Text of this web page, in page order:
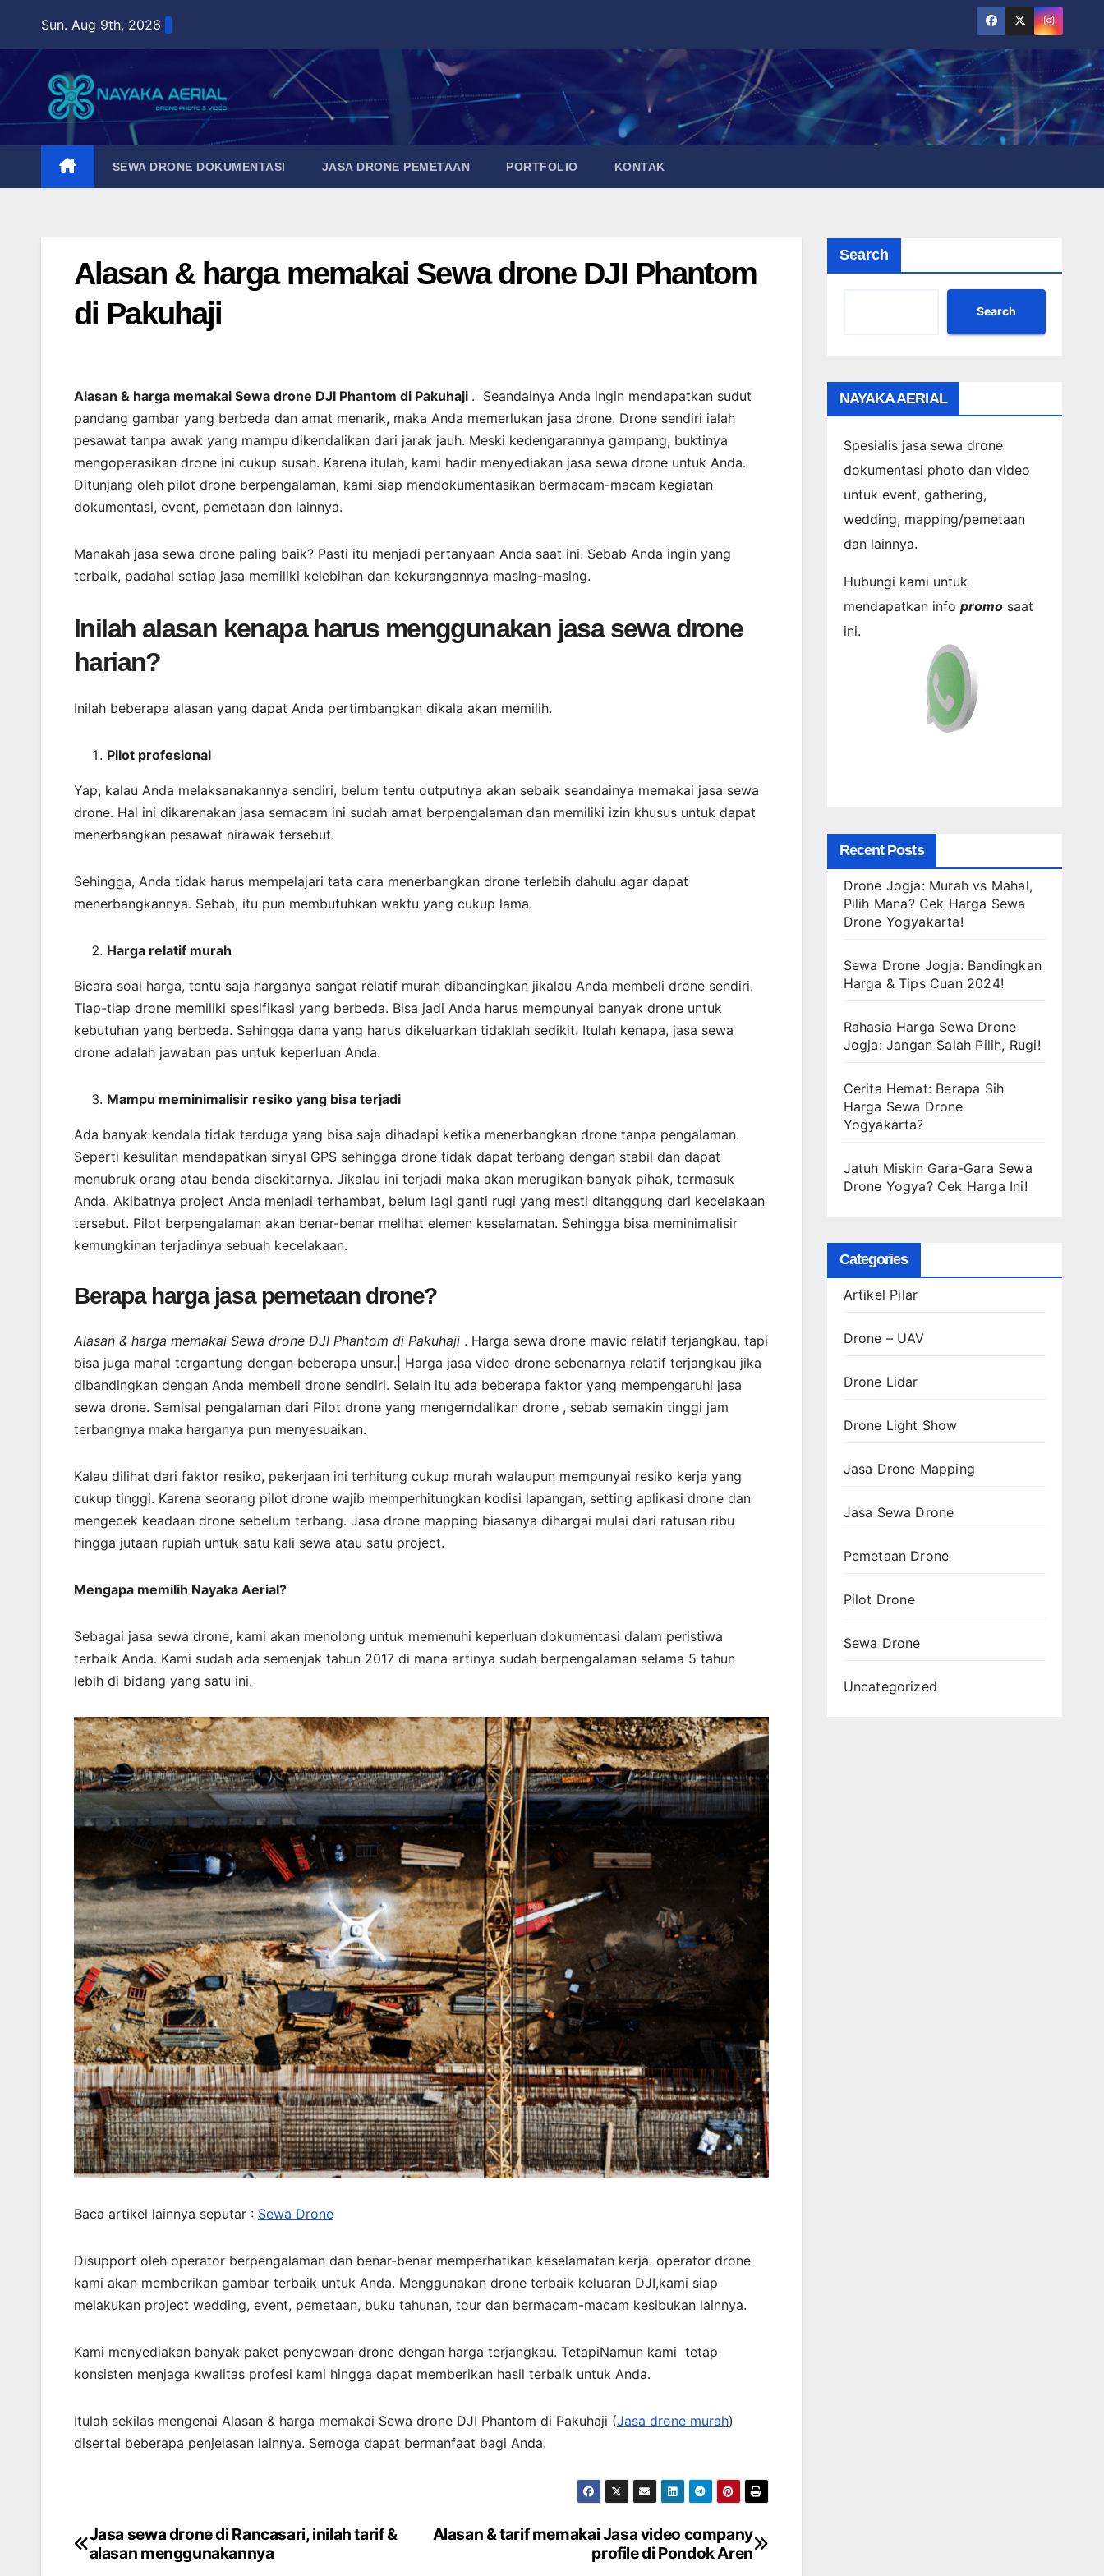
content
Sun. Aug 9th, 2026
SEWA DRONE DOKUMENTASI JASA DRONE PEMETAAN PORTFOLIO KONTAK
Alasan & harga memakai Sewa drone DJI Phantom
di Pakuhaji
Alasan & harga memakai Sewa drone DJI Phantom di Pakuhaji . Seandainya Anda ingin mendapatkan sudut
pandang gambar yang berbeda dan amat menarik, maka Anda memerlukan jasa drone. Drone sendiri ialah
pesawat tanpa awak yang mampu dikendalikan dari jarak jauh. Meski kedengarannya gampang, buktinya
mengoperasikan drone ini cukup susah. Karena itulah, kami hadir menyediakan jasa sewa drone untuk Anda.
Ditunjang oleh pilot drone berpengalaman, kami siap mendokumentasikan bermacam-macam kegiatan
dokumentasi, event, pemetaan dan lainnya.
Manakah jasa sewa drone paling baik? Pasti itu menjadi pertanyaan Anda saat ini. Sebab Anda ingin yang
terbaik, padahal setiap jasa memiliki kelebihan dan kekurangannya masing-masing.
Inilah alasan kenapa harus menggunakan jasa sewa drone
harian?
Inilah beberapa alasan yang dapat Anda pertimbangkan dikala akan memilih.
Pilot profesional
Yap, kalau Anda melaksanakannya sendiri, belum tentu outputnya akan sebaik seandainya memakai jasa sewa
drone. Hal ini dikarenakan jasa semacam ini sudah amat berpengalaman dan memiliki izin khusus untuk dapat
menerbangkan pesawat nirawak tersebut.
Sehingga, Anda tidak harus mempelajari tata cara menerbangkan drone terlebih dahulu agar dapat
menerbangkannya. Sebab, itu pun membutuhkan waktu yang cukup lama.
Harga relatif murah
Bicara soal harga, tentu saja harganya sangat relatif murah dibandingkan jikalau Anda membeli drone sendiri.
Tiap-tiap drone memiliki spesifikasi yang berbeda. Bisa jadi Anda harus mempunyai banyak drone untuk
kebutuhan yang berbeda. Sehingga dana yang harus dikeluarkan tidaklah sedikit. Itulah kenapa, jasa sewa
drone adalah jawaban pas untuk keperluan Anda.
Mampu meminimalisir resiko yang bisa terjadi
Ada banyak kendala tidak terduga yang bisa saja dihadapi ketika menerbangkan drone tanpa pengalaman.
Seperti kesulitan mendapatkan sinyal GPS sehingga drone tidak dapat terbang dengan stabil dan dapat
menubruk orang atau benda disekitarnya. Jikalau ini terjadi maka akan merugikan banyak pihak, termasuk
Anda. Akibatnya project Anda menjadi terhambat, belum lagi ganti rugi yang mesti ditanggung dari kecelakaan
tersebut. Pilot berpengalaman akan benar-benar melihat elemen keselamatan. Sehingga bisa meminimalisir
kemungkinan terjadinya sebuah kecelakaan.
Berapa harga jasa pemetaan drone?
Alasan & harga memakai Sewa drone DJI Phantom di Pakuhaji . Harga sewa drone mavic relatif terjangkau, tapi
bisa juga mahal tergantung dengan beberapa unsur.| Harga jasa video drone sebenarnya relatif terjangkau jika
dibandingkan dengan Anda membeli drone sendiri. Selain itu ada beberapa faktor yang mempengaruhi jasa
sewa drone. Semisal pengalaman dari Pilot drone yang mengerndalikan drone , sebab semakin tinggi jam
terbangnya maka harganya pun menyesuaikan.
Kalau dilihat dari faktor resiko, pekerjaan ini terhitung cukup murah walaupun mempunyai resiko kerja yang
cukup tinggi. Karena seorang pilot drone wajib memperhitungkan kodisi lapangan, setting aplikasi drone dan
mengecek keadaan drone sebelum terbang. Jasa drone mapping biasanya dihargai mulai dari ratusan ribu
hingga jutaan rupiah untuk satu kali sewa atau satu project.
Mengapa memilih Nayaka Aerial?
Sebagai jasa sewa drone, kami akan menolong untuk memenuhi keperluan dokumentasi dalam peristiwa
terbaik Anda. Kami sudah ada semenjak tahun 2017 di mana artinya sudah berpengalaman selama 5 tahun
lebih di bidang yang satu ini.
Baca artikel lainnya seputar : Sewa Drone
Disupport oleh operator berpengalaman dan benar-benar memperhatikan keselamatan kerja. operator drone
kami akan memberikan gambar terbaik untuk Anda. Menggunakan drone terbaik keluaran DJI,kami siap
melakukan project wedding, event, pemetaan, buku tahunan, tour dan bermacam-macam kesibukan lainnya.
Kami menyediakan banyak paket penyewaan drone dengan harga terjangkau. TetapiNamun kami tetap
konsisten menjaga kwalitas profesi kami hingga dapat memberikan hasil terbaik untuk Anda.
Itulah sekilas mengenai Alasan & harga memakai Sewa drone DJI Phantom di Pakuhaji (Jasa drone murah)
disertai beberapa penjelasan lainnya. Semoga dapat bermanfaat bagi Anda.
Post
Alasan & tarif memakai Jasa video company
profile di Pondok Aren
Jasa sewa drone di Rancasari, inilah tarif &
alasan menggunakannya
Search
Search
NAYAKA AERIAL
Spesialis jasa sewa drone
dokumentasi photo dan video
untuk event, gathering,
wedding, mapping/pemetaan
dan lainnya.
Hubungi kami untuk
mendapatkan info promosaat
ini.
Recent Posts
Drone Jogja: Murah vs Mahal,
Pilih Mana? Cek Harga Sewa
Drone Yogyakarta!
Sewa Drone Jogja: Bandingkan
Harga & Tips Cuan 2024!
Rahasia Harga Sewa Drone
Jogja: Jangan Salah Pilih, Rugi!
Cerita Hemat: Berapa Sih
Harga Sewa Drone
Yogyakarta?
Jatuh Miskin Gara-Gara Sewa
Drone Yogya? Cek Harga Ini!
Categories
Artikel Pilar
Drone – UAV
Drone Lidar
Drone Light Show
Jasa Drone Mapping
Jasa Sewa Drone
Pemetaan Drone
Pilot Drone
Sewa Drone
Uncategorized